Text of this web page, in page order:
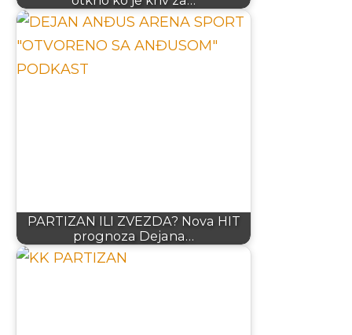
PARTIZAN ILI ZVEZDA? Nova HIT
prognoza Dejana…